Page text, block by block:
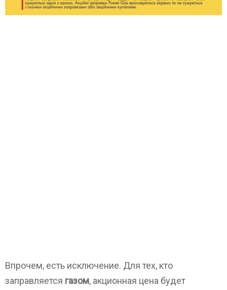
Впрочем, есть исключение. Для тех, кто
заправляется газом, акционная цена будет